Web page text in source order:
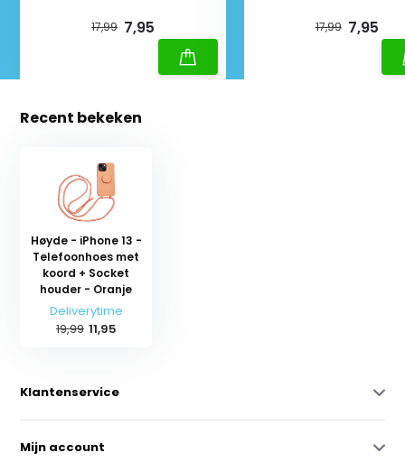
17,99 7,95 17,99 7,95
Recent bekeken
Høyde - iPhone 13 -
Telefoonhoes met
koord + Socket
houder - Oranje
Deliverytime
19,99 11,95
Klantenservice
Mijn account